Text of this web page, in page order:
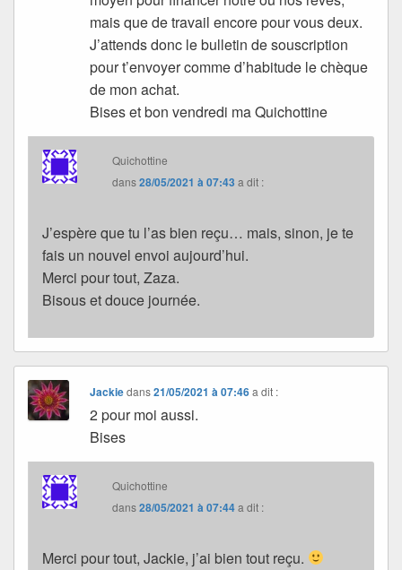
mais que de travail encore pour vous deux.
J’attends donc le bulletin de souscription
pour t’envoyer comme d’habitude le chèque
de mon achat.
Bises et bon vendredi ma Quichottine
Quichottine
dans28/05/2021 à 07:43 a dit :
J’espère que tu l’as bien reçu… mais, sinon, je te
fais un nouvel envoi aujourd’hui.
Merci pour tout, Zaza.
Bisous et douce journée.
Jackiedans21/05/2021 à 07:46 a dit :
2 pour moi aussi.
Bises
Quichottine
dans28/05/2021 à 07:44a dit :
Merci pour tout, Jackie, j’ai bien tout reçu.